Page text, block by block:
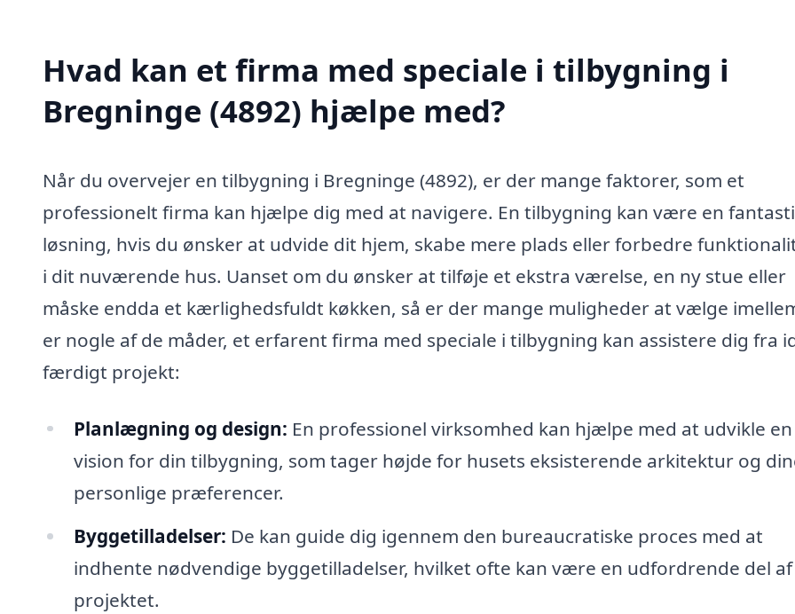
Hvad kan et firma med speciale i tilbygning i
Bregninge (4892) hjælpe med?
Når du overvejer en tilbygning i Bregninge (4892), er der mange faktorer, som et
professionelt firma kan hjælpe dig med at navigere. En tilbygning kan være en
løsning, hvis du ønsker at udvide dit hjem, skabe mere plads eller forbedre
i dit nuværende hus. Uanset om du ønsker at tilføje et ekstra værelse, en ny stue eller
måske endda et kærlighedsfuldt køkken, så er der mange muligheder at vælge
er nogle af de måder, et erfarent firma med speciale i tilbygning kan assistere dig fra
færdigt projekt:
Planlægning og design: En professionel virksomhed kan hjælpe med at udvikle
vision for din tilbygning, som tager højde for husets eksisterende arkitektur og
personlige præferencer.
Byggetilladelser: De kan guide dig igennem den bureaucratiske proces med at
indhente nødvendige byggetilladelser, hvilket ofte kan være en udfordrende del af
projektet.